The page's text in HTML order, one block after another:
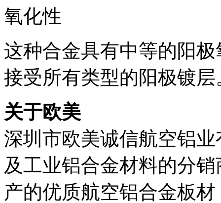
氧化性
这种合金具有中等的阳
接受所有类型的阳极镀层
关于欧美
深圳市欧美诚信航空铝
及工业铝合金材料的分
产的优质航空铝合金板